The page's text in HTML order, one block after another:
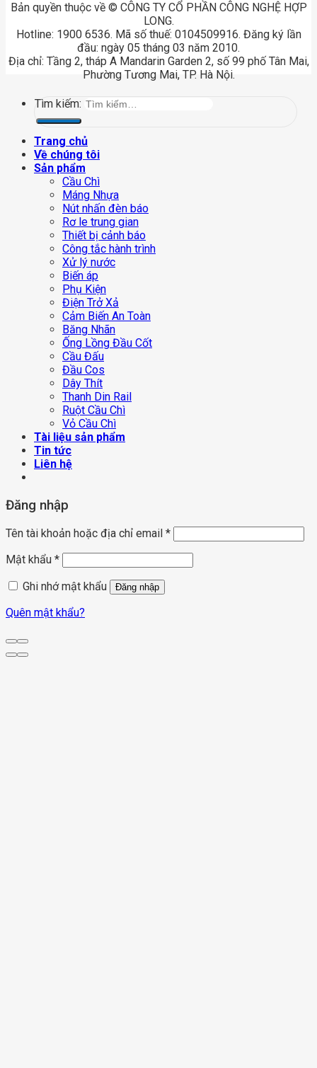
Bản quyền thuộc về © CÔNG TY CỔ PHẦN CÔNG NGHỆ HỢP
LONG.
Hotline: 1900 6536. Mã số thuế: 0104509916. Đăng ký lần
đầu: ngày 05 tháng 03 năm 2010.
Địa chỉ: Tầng 2, tháp A Mandarin Garden 2, số 99 phố Tân Mai,
Phường Tương Mai, TP. Hà Nội.
Tìm kiếm:
Trang chủ
Về chúng tôi
Sản phẩm
Cầu Chì
Máng Nhựa
Nút nhấn đèn báo
Rơ le trung gian
Thiết bị cảnh báo
Công tắc hành trình
Xử lý nước
Biến áp
Phụ Kiện
Điện Trở Xả
Cảm Biến An Toàn
Băng Nhãn
Ống Lồng Đầu Cốt
Cầu Đấu
Đầu Cos
Dây Thít
Thanh Din Rail
Ruột Cầu Chì
Vỏ Cầu Chì
Tài liệu sản phẩm
Tin tức
Liên hệ
Đăng nhập
Tên tài khoản hoặc địa chỉ email *
Mật khẩu *
Ghi nhớ mật khẩu
Đăng nhập
Quên mật khẩu?